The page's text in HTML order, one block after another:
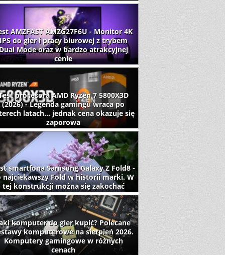
AMZFAST AMZG27F6U - Monitor 4K
do gier i pracy biurowej z trybem
Mode oraz w bardzo atrakcyjnej
cenie
procesora AMD Ryzen 7 5800X3D
(2026) - Legenda gamingu wraca po
latach... jednak cena okazuje się
zaporowa
smartfona Samsung Galaxy Z Fold8 -
najciekawszy Fold w historii marki. W
tej konstrukcji można się zakochać
komputer do gier kupić? Polecane
komputerowe na sierpień 2026.
Komputery gamingowe w różnych
cenach